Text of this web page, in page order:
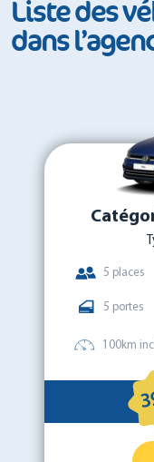
Liste des
dans
5 places
5 portes
100km